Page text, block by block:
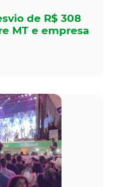
de R$ 308
MT e empresa